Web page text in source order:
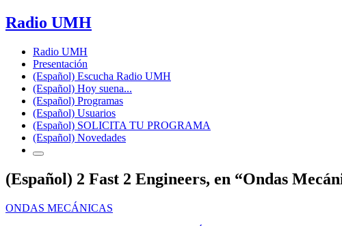
Radio UMH
Radio UMH
Presentación
(Español) Escucha Radio UMH
(Español) Hoy suena...
(Español) Programas
(Español) Usuarios
(Español) SOLICITA TU PROGRAMA
(Español) Novedades
(Español) 2 Fast 2 Engineers, en “Ondas
ONDAS MECÁNICAS